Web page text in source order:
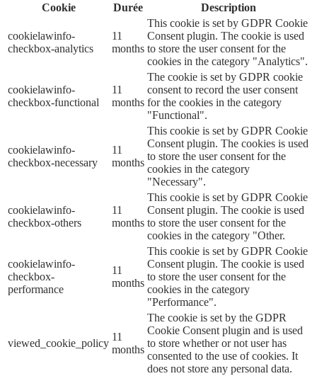
Cookie
Durée Description
cookielawinfo-
checkbox-analytics
11
months
This cookie is set by GDPR Cookie
Consent plugin. The cookie is used
to store the user consent for the
cookies in the category "Analytics".
cookielawinfo-
checkbox-functional
11
months
The cookie is set by GDPR cookie
consent to record the user consent
for the cookies in the category
"Functional".
cookielawinfo-
checkbox-necessary
11
months
This cookie is set by GDPR Cookie
Consent plugin. The cookies is used
to store the user consent for the
cookies in the category
"Necessary".
cookielawinfo-
checkbox-others
11
months
This cookie is set by GDPR Cookie
Consent plugin. The cookie is used
to store the user consent for the
cookies in the category "Other.
cookielawinfo-
checkbox-
performance
11
months
This cookie is set by GDPR Cookie
Consent plugin. The cookie is used
to store the user consent for the
cookies in the category
"Performance".
viewed_cookie_policy
11
months
The cookie is set by the GDPR
Cookie Consent plugin and is used
to store whether or not user has
consented to the use of cookies. It
does not store any personal data.